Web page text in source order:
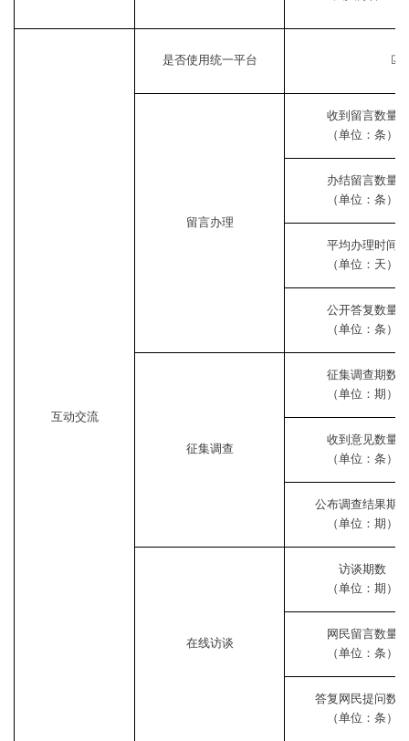
互动交流
是否使用统一平台 ☑
留言办理
收到留言数量
（单位：条）
办结留言数量
（单位：条）
平均办理时间
（单位：天）
公开答复数量
（单位：条）
征集调查
征集调查期数
（单位：期）
收到意见数量
（单位：条）
公布调查结果期数
（单位：期）
在线访谈
访谈期数
（单位：期）
网民留言数量
（单位：条）
答复网民提问数量
（单位：条）